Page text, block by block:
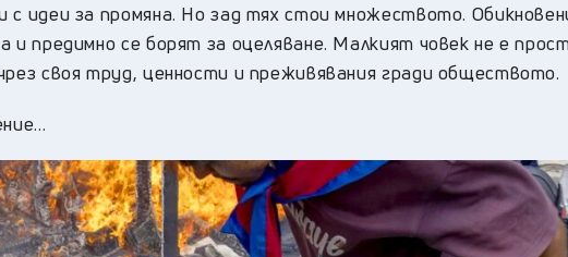
с идеи за промяна. Но зад тях стои множеството.
предимно се борят за оцеляване. Малкият човек не е
своя труд, ценности и преживявания гради обществото.